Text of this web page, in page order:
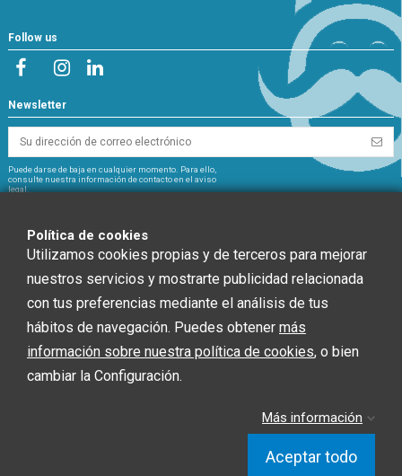
Follow us
Newsletter
Puede darse de baja en cualquier momento. Para ello,
consulte nuestra información de contacto en el aviso
legal.
CHEF GLOBAL 2014 SOCIEDAD LIMITADA ha recibido una ayuda de la Unión
Europea con cargo al Fondo NextGenerationEU, en el marco del Plan de
Recuperación, Trasformación y Resiliencia, para INSTALACIÓN SOLAR
almacenamiento, con fuentes de Energía renovable, así como la
la Junta de Andalucía, a través de la Agencia Andaluza de la Energía.”
Política de cookies
Utilizamos cookies propias y de terceros para mejorar
nuestros servicios y mostrarte publicidad relacionada
con tus preferencias mediante el análisis de tus
hábitos de navegación. Puedes obtener más
información sobre nuestra política de cookies, o bien
cambiar la Configuración.
Más información
Aceptar todo